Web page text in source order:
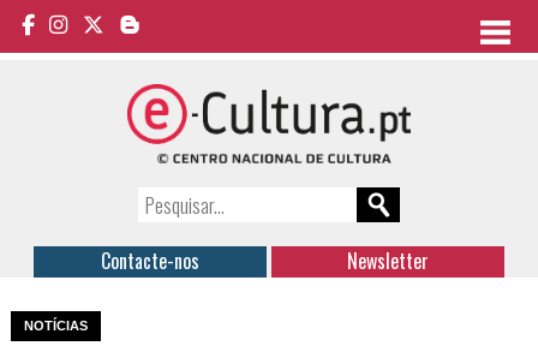
Contacte-nos Newsletter
NOTÍCIAS